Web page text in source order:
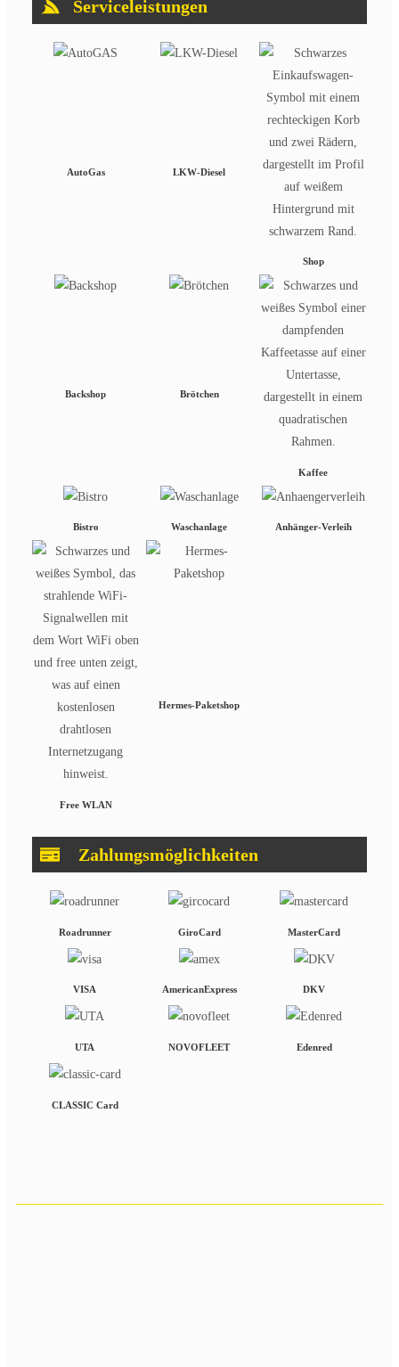
Serviceleistungen
AutoGas LKW-Diesel
Shop
Backshop Brötchen
Kaffee
Bistro Waschanlage Anhänger-Verleih
Free WLAN
Hermes-Paketshop
Zahlungsmöglichkeiten
Roadrunner GiroCard MasterCard
VISA AmericanExpress DKV
UTA NOVOFLEET Edenred
CLASSIC Card